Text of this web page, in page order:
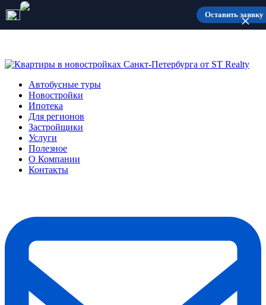
Количество мест ограничено
Автобусные туры
Новостройки
Ипотека
Для регионов
Застройщики
Услуги
Полезное
О Компании
Контакты
Оставить заявку